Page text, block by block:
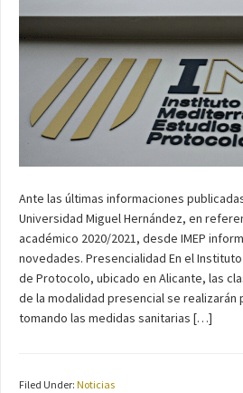
Ante las últimas informaciones
Universidad Miguel Hernández, en
académico 2020/2021, desde IMEP
novedades. Presencialidad En el
de Protocolo, ubicado en Alicante, las
de la modalidad presencial se
tomando las medidas sanitarias […]
Filed Under: Noticias